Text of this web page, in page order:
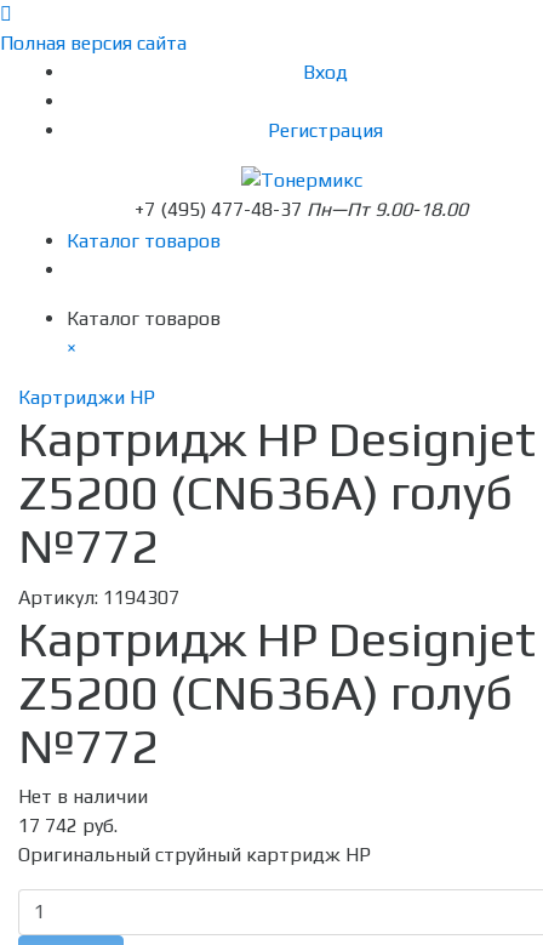
Полная версия сайта
Вход
Регистрация
+7 (495) 477-48-37 Пн—Пт 9.00-18.00
Каталог товаров
Каталог товаров
×
Картриджи HP
Картридж HP Designjet
Z5200 (CN636A) голуб
№772
Артикул: 1194307
Картридж HP Designjet
Z5200 (CN636A) голуб
№772
Нет в наличии
17 742 руб.
Оригинальный струйный картридж HP